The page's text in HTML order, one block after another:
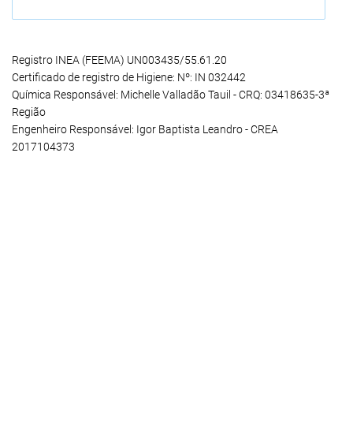
Registro INEA (FEEMA) UN003435/55.61.20
Certificado de registro de Higiene: Nº: IN 032442
Química Responsável: Michelle Valladão Tauil - CRQ: 03418635-3ª
Região
Engenheiro Responsável: Igor Baptista Leandro - CREA
2017104373